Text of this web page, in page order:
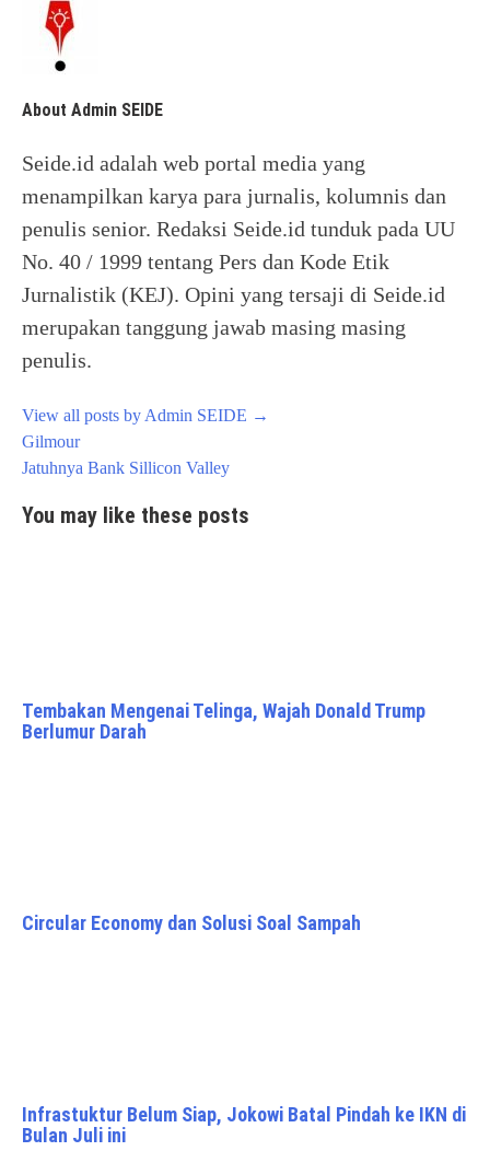
About Admin SEIDE
Seide.id adalah web portal media yang
menampilkan karya para jurnalis, kolumnis dan
penulis senior. Redaksi Seide.id tunduk pada UU
No. 40 / 1999 tentang Pers dan Kode Etik
Jurnalistik (KEJ). Opini yang tersaji di Seide.id
merupakan tanggung jawab masing masing
penulis.
View all posts by Admin SEIDE →
Post
navigation
Gilmour
Jatuhnya Bank Sillicon Valley
You may like these posts
Tembakan Mengenai Telinga, Wajah Donald Trump
Berlumur Darah
Circular Economy dan Solusi Soal Sampah
Infrastuktur Belum Siap, Jokowi Batal Pindah ke IKN di
Bulan Juli ini